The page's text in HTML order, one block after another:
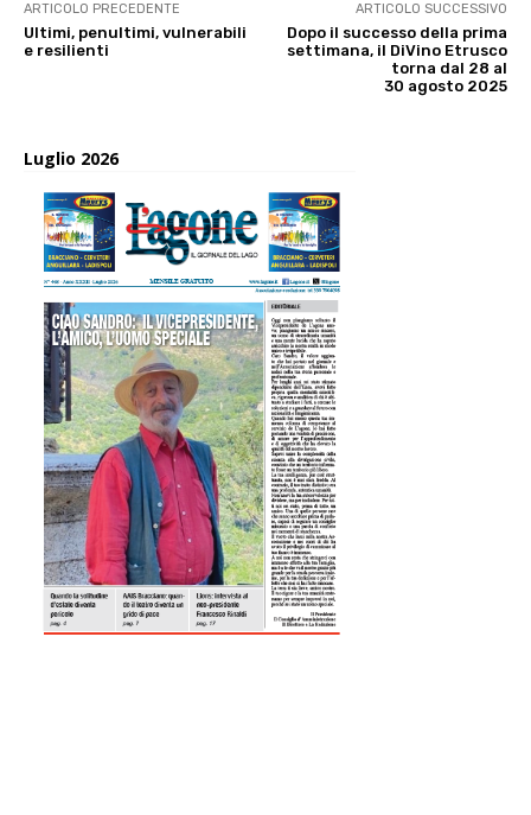
ARTICOLO PRECEDENTE
Ultimi, penultimi, vulnerabili
e resilienti
ARTICOLO SUCCESSIVO
Dopo il successo della prima
settimana, il DiVino Etrusco
torna dal 28 al
30 agosto 2025
Luglio 2026